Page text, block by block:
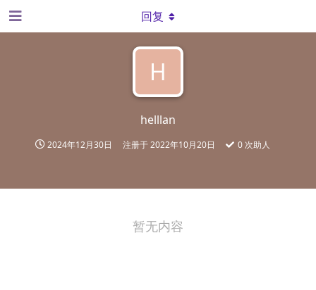
H
helllan
2024年12月30日 注册于2022年10月20日 0 次助人
回复
暂无内容